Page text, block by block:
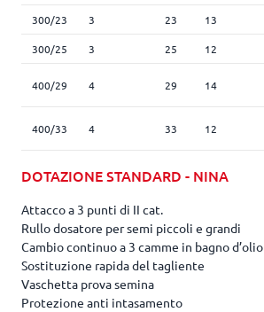
300/23 3 23 13
300/25 3 25 12
400/29 4 29 14
400/33 4 33 12
DOTAZIONE STANDARD - NINA
Attacco a 3 punti di II cat.
Rullo dosatore per semi piccoli e grandi
Cambio continuo a 3 camme in bagno d’olio
Sostituzione rapida del tagliente
Vaschetta prova semina
Protezione anti intasamento